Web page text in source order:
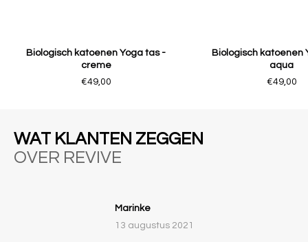
Biologisch katoenen Yoga tas -
creme
€49,00
Biologisch katoenen
aqua
€49,00
WAT KLANTEN ZEGGEN
OVER REVIVE
Marinke
13 augustus 2021